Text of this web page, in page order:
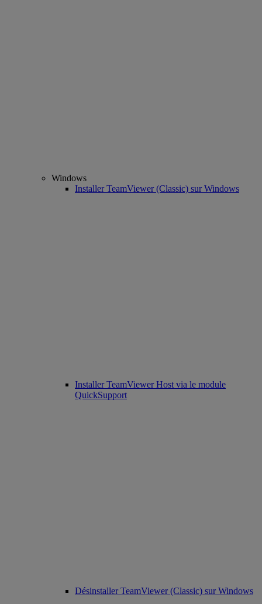
Windows
Installer TeamViewer (Classic) sur Windows
Installer TeamViewer Host via le module
QuickSupport
Désinstaller TeamViewer (Classic) sur Windows